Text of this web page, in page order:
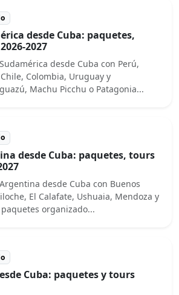
desde Cuba: paquetes,
2027
desde Cuba con Perú,
Colombia, Uruguay y
Machu Picchu o Patagonia...
desde Cuba: paquetes, tours
desde Cuba con Buenos
El Calafate, Ushuaia, Mendoza y
organizado...
Cuba: paquetes y tours